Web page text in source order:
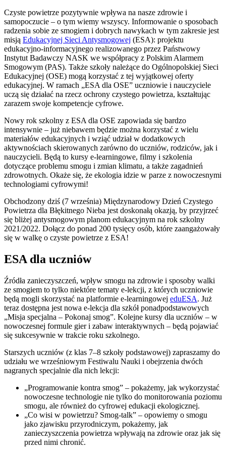
Czyste powietrze pozytywnie wpływa na nasze zdrowie i
samopoczucie – o tym wiemy wszyscy. Informowanie o sposobach
radzenia sobie ze smogiem i dobrych nawykach w tym zakresie jest
misją Edukacyjnej Sieci Antysmogowej (ESA): projektu
edukacyjno-informacyjnego realizowanego przez Państwowy
Instytut Badawczy NASK we współpracy z Polskim Alarmem
Smogowym (PAS). Także szkoły należące do Ogólnopolskiej Sieci
Edukacyjnej (OSE) mogą korzystać z tej wyjątkowej oferty
edukacyjnej. W ramach „ESA dla OSE” uczniowie i nauczyciele
uczą się działać na rzecz ochrony czystego powietrza, kształtując
zarazem swoje kompetencje cyfrowe.
Nowy rok szkolny z ESA dla OSE zapowiada się bardzo
intensywnie – już niebawem będzie można korzystać z wielu
materiałów edukacyjnych i wziąć udział w dodatkowych
aktywnościach skierowanych zarówno do uczniów, rodziców, jak i
nauczycieli. Będą to kursy e-learningowe, filmy i szkolenia
dotyczące problemu smogu i zmian klimatu, a także zagadnień
zdrowotnych. Okaże się, że ekologia idzie w parze z nowoczesnymi
technologiami cyfrowymi!
Obchodzony dziś (7 września) Międzynarodowy Dzień Czystego
Powietrza dla Błękitnego Nieba jest doskonałą okazją, by przyjrzeć
się bliżej antysmogowym planom edukacyjnym na rok szkolny
2021/2022. Dołącz do ponad 200 tysięcy osób, które zaangażowały
się w walkę o czyste powietrze z ESA!
ESA dla uczniów
Źródła zanieczyszczeń, wpływ smogu na zdrowie i sposoby walki
ze smogiem to tylko niektóre tematy e-lekcji, z których uczniowie
będą mogli skorzystać na platformie e-learningowej eduESA. Już
teraz dostępna jest nowa e-lekcja dla szkół ponadpodstawowych
„Misja specjalna – Pokonaj smog”. Kolejne kursy dla uczniów – w
nowoczesnej formule gier i zabaw interaktywnych – będą pojawiać
się sukcesywnie w trakcie roku szkolnego.
Starszych uczniów (z klas 7–8 szkoły podstawowej) zapraszamy do
udziału we wrześniowym Festiwalu Nauki i obejrzenia dwóch
nagranych specjalnie dla nich lekcji:
„Programowanie kontra smog” – pokażemy, jak wykorzystać
nowoczesne technologie nie tylko do monitorowania poziomu
smogu, ale również do cyfrowej edukacji ekologicznej.
„Co wisi w powietrzu? Smog-talk” – opowiemy o smogu
jako zjawisku przyrodniczym, pokażemy, jak
zanieczyszczenia powietrza wpływają na zdrowie oraz jak się
przed nimi chronić.